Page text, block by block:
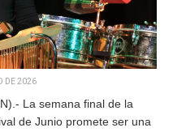
DE 2026
La semana final de la
de Junio promete ser una